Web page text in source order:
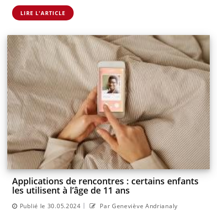
LIRE L'ARTICLE
Applications de rencontres : certains enfants
les utilisent à l’âge de 11 ans
Publié le 30.05.2024 | Par Geneviève Andrianaly